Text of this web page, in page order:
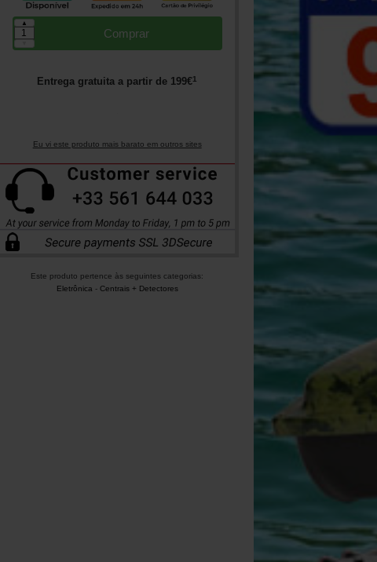
Comprar
▲
Entrega gratuita a partir de 199€1
Eu vi este produto mais barato em outros sites
Este produto pertence às seguintes categorias:
Eletrônica - Centrais + Detectores